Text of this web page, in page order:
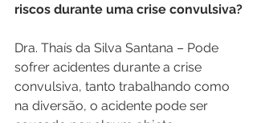
riscos durante uma crise convulsiva?
Dra. Thaís da Silva Santana – Pode
sofrer acidentes durante a crise
convulsiva, tanto trabalhando como
na diversão, o acidente pode ser